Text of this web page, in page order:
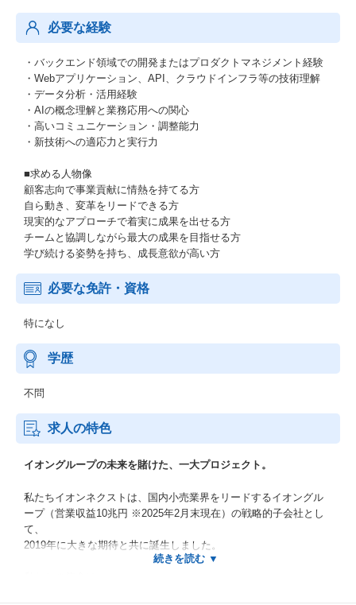
必要な経験
・バックエンド領域での開発またはプロダクトマネジメント経験
・Webアプリケーション、API、クラウドインフラ等の技術理解
・データ分析・活用経験
・AIの概念理解と業務応用への関心
・高いコミュニケーション・調整能力
・新技術への適応力と実行力
■求める人物像
顧客志向で事業貢献に情熱を持てる方
自ら動き、変革をリードできる方
現実的なアプローチで着実に成果を出せる方
チームと協調しながら最大の成果を目指せる方
学び続ける姿勢を持ち、成長意欲が高い方
必要な免許・資格
特になし
学歴
不問
求人の特色
イオングループの未来を賭けた、一大プロジェクト。
私たちイオンネクストは、国内小売業界をリードするイオングル
ープ（営業収益10兆円 ※2025年2月末現在）の戦略的子会社とし
て、
2019年に大きな期待と共に誕生しました。